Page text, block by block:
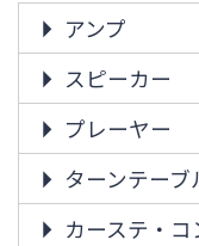
アンプ
スピーカー
プレーヤー
ターンテーブ
カーステ・コ